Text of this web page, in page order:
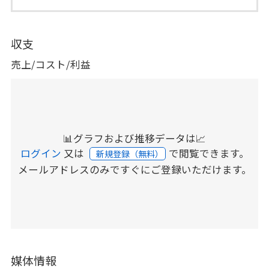
収支
売上/コスト/利益
📊グラフおよび推移データは📈
ログイン 又は 新規登録（無料） で閲覧できます。
メールアドレスのみですぐにご登録いただけます。
媒体情報